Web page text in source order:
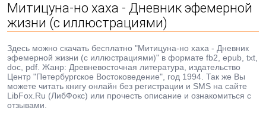
Митицуна-но хаха - Дневник эфемерной
жизни (с иллюстрациями)
Здесь можно скачать бесплатно "Митицуна-но хаха - Дневник
эфемерной жизни (с иллюстрациями)" в формате fb2, epub, txt,
doc, pdf. Жанр: Древневосточная литература, издательство
Центр "Петербургское Востоковедение", год 1994. Так же Вы
можете читать книгу онлайн без регистрации и SMS на сайте
LibFox.Ru (ЛибФокс) или прочесть описание и ознакомиться с
отзывами.